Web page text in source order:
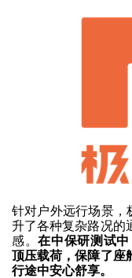
针对户外远行场景，
升了各种复杂路况的
感。在中保研测试
顶压载荷，保障了座
行途中安心舒享。